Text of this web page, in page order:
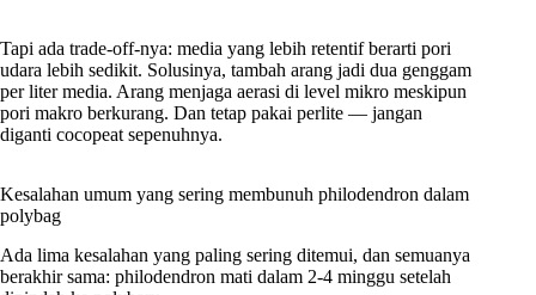
Tapi ada trade-off-nya: media yang lebih retentif berarti pori
udara lebih sedikit. Solusinya, tambah arang jadi dua genggam
per liter media. Arang menjaga aerasi di level mikro meskipun
pori makro berkurang. Dan tetap pakai perlite — jangan
diganti cocopeat sepenuhnya.
Kesalahan umum yang sering membunuh philodendron dalam
polybag
Ada lima kesalahan yang paling sering ditemui, dan semuanya
berakhir sama: philodendron mati dalam 2-4 minggu setelah